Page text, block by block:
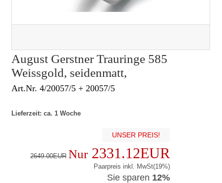
August Gerstner Trauringe 585
Weissgold, seidenmatt,
Art.Nr. 4/20057/5 + 20057/5
Lieferzeit: ca. 1 Woche
UNSER PREIS!
2649.00EUR Nur2331.12EUR
Paarpreis inkl. MwSt(19%)
Sie sparen 12%